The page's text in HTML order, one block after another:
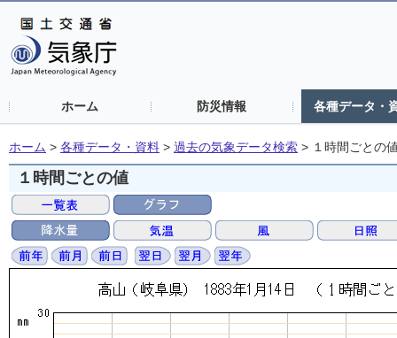
ホーム 防災情報 各種データ・
ホーム > 各種データ・資料 > 過去の気象データ検索 > １時間ごとの
１時間ごとの値